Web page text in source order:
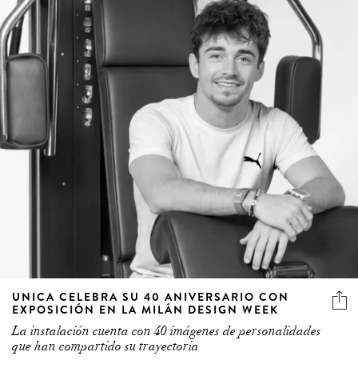
UNICA CELEBRA SU 40 ANIVERSARIO CON
EXPOSICIÓN EN LA MILÁN DESIGN WEEK
La instalación cuenta con 40 imágenes de personalidades
que han compartido su trayectoria